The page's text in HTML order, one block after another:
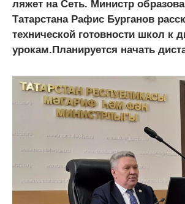
ляжет на Сеть. Министр
Татарстана Рафис Бурганов
технической готовности школ к
урокам.Планируется начать